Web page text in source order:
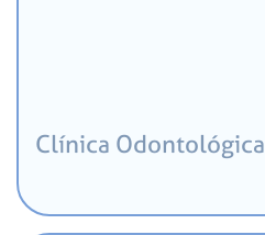
Clínica Odontológica